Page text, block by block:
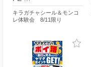
キラガチャシール＆モンコ
レ体験会 8/11限り